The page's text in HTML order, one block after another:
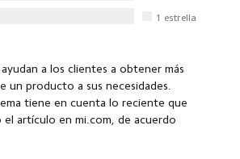
1 estrella
a los clientes a obtener más
producto a sus necesidades.
tiene en cuenta lo reciente que
el artículo en mi.com, de acuerdo